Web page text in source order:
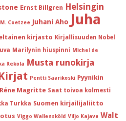
Ernst Billgren Helsingin
Coetzee Juhani Aho Juha
kirjasto Kirjallisuuden Nobel
Marilynin hiuspinni Michel de
Rekola Musta runokirja
Pentti Saarikoski Pyynikin
Réne Magritte Saat toivoa kolmesti
Turkka Suomen kirjailijaliitto
Viggo Wallensköld Viljo Kajava Walt